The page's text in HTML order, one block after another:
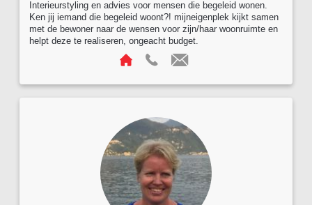
Interieurstyling en advies voor mensen die begeleid wonen.
Ken jij iemand die begeleid woont?! mijneigenplek kijkt samen
met de bewoner naar de wensen voor zijn/haar woonruimte en
helpt deze te realiseren, ongeacht budget.